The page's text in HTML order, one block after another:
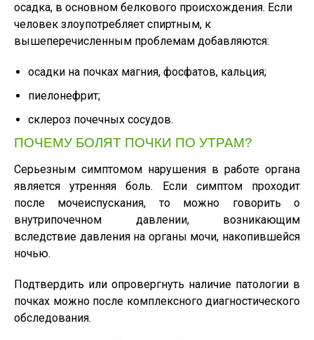
осадка, в основном белкового происхождения. Если
человек злоупотребляет спиртным, к
вышеперечисленным проблемам добавляются:
осадки на почках магния, фосфатов, кальция;
пиелонефрит;
склероз почечных сосудов.
ПОЧЕМУ БОЛЯТ ПОЧКИ ПО УТРАМ?
Серьезным симптомом нарушения в работе органа
является утренняя боль. Если симптом проходит
после мочеиспускания, то можно говорить о
внутрипочечном давлении, возникающим
вследствие давления на органы мочи, накопившейся
ночью.
Подтвердить или опровергнуть наличие патологии в
почках можно после комплексного диагностического
обследования.